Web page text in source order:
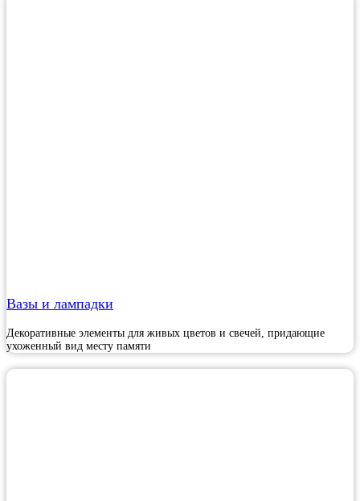
Вазы и лампадки
Декоративные элементы для живых цветов и свечей, придающие
ухоженный вид месту памяти